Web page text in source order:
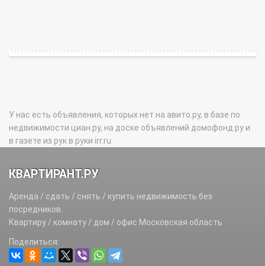
У нас есть объявления, которых нет на авито.ру, в базе по
недвижимости циан.ру, на доске объявлений домофонд.ру и
в газете из рук в руки irr.ru
КВАРТИРАНТ.РУ
Аренда / сдать / снять / купить недвижимость без
посредников.
Квартиру / комнату / дом / офис Московская область
Поделиться: